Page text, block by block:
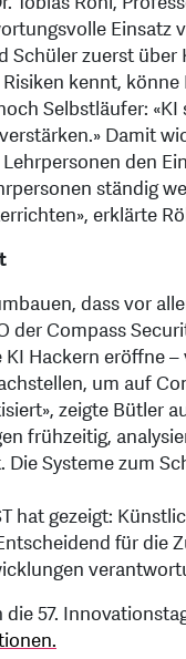
Einsatz
Schüler zuerst
kennt,
Selbstläufer:
Damit
den
ständig
erklärte
dass vor
der Compass
Hackern eröffne
um auf
zeigte Bütler
frühzeitig,
Systeme zum
hat gezeigt:
für die
57.